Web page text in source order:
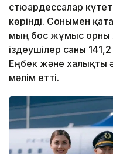
стюардессалар
көрінді. Сонымен
мың бос жұмыс
іздеушілер саны
Еңбек және халықты
мәлім етті.